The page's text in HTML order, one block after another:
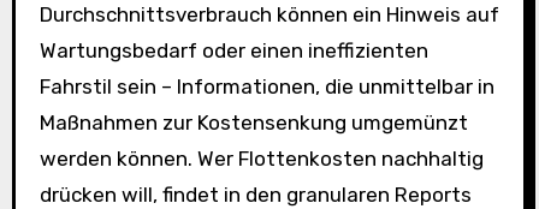
Durchschnittsverbrauch können ein Hinweis auf
Wartungsbedarf oder einen ineffizienten
Fahrstil sein – Informationen, die unmittelbar in
Maßnahmen zur Kostensenkung umgemünzt
werden können. Wer Flottenkosten nachhaltig
drücken will, findet in den granularen Reports